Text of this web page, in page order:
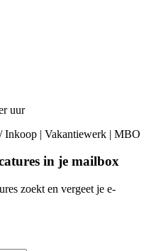
uur
Inkoop | Vakantiewerk | MBO
in je mailbox
zoekt en vergeet je e-